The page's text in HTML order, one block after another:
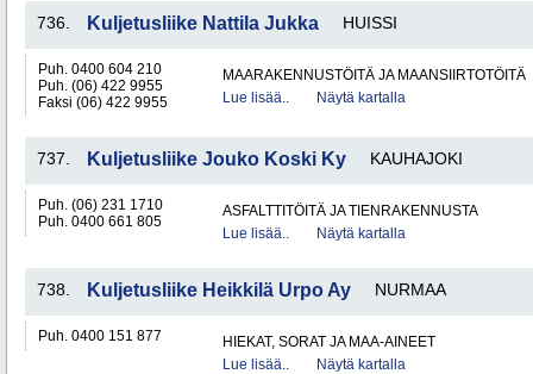
736. Kuljetusliike Nattila Jukka HUISSI
Puh. 0400 604 210
Puh. (06) 422 9955
Faksi (06) 422 9955
MAARAKENNUSTÖITÄ JA MAANSIIRTOTÖITÄ
Lue lisää..
Näytä kartalla
737. Kuljetusliike Jouko Koski Ky KAUHAJOKI
Puh. (06) 231 1710
Puh. 0400 661 805
ASFALTTITÖITÄ JA TIENRAKENNUSTA
Lue lisää..
Näytä kartalla
738. Kuljetusliike Heikkilä Urpo Ay NURMAA
Puh. 0400 151 877
HIEKAT, SORAT JA MAA-AINEET
Lue lisää..
Näytä kartalla